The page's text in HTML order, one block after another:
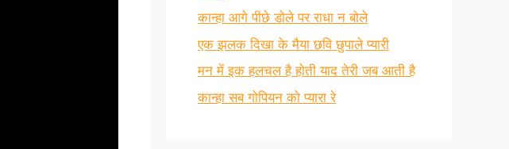
कान्हा आगे पीछे डोले पर राधा न बोले
एक झलक दिखा के मैया छवि छुपाले प्यारी
मन में इक हलचल है होती याद तेरी जब आती है
कान्हा सब गोपियन को प्यारा रे